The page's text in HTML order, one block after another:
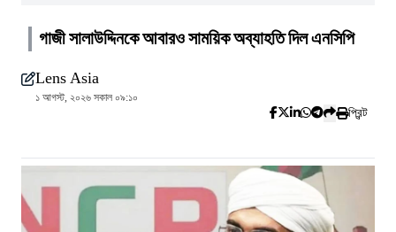
গাজী সালাউদ্দিনকে আবারও সাময়িক অব্যাহতি দিল এনসিপি
Lens Asia
১ আগস্ট, ২০২৬ সকাল ০৯:১০
প্রিন্ট